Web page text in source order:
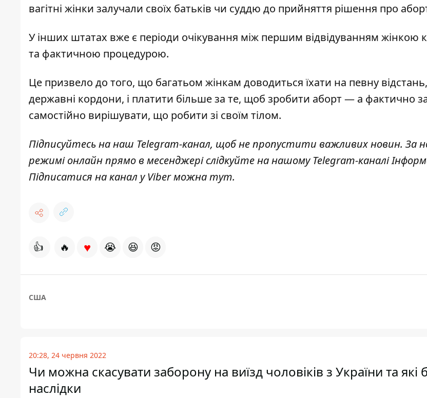
вагітні жінки залучали своїх батьків чи суддю до прийняття рішення про
У інших штатах вже є періоди очікування між першим відвідуванням жінкою
та фактичною процедурою.
Це призвело до того, що багатьом жінкам доводиться їхати на певну
державні кордони, і платити більше за те, щоб зробити аборт — а фактично
самостійно вирішувати, що робити зі своїм тілом.
Підписуйтесь на наш Telegram-канал, щоб не пропустити важливих новин. За
режимі онлайн прямо в месенджері слідкуйте на нашому Telegram-каналі
Підписатися на канал у Viber можнатут.
👍 🔥 ♥ 😭 😆 😡
США
20:28, 24 червня 2022
Чи можна скасувати заборону на виїзд чоловіків з України та які
наслідки